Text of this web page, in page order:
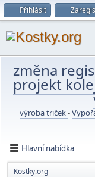
Přihlásit
změna
projekt
výroba triček-
Hlavní nabídka
Kostky.org